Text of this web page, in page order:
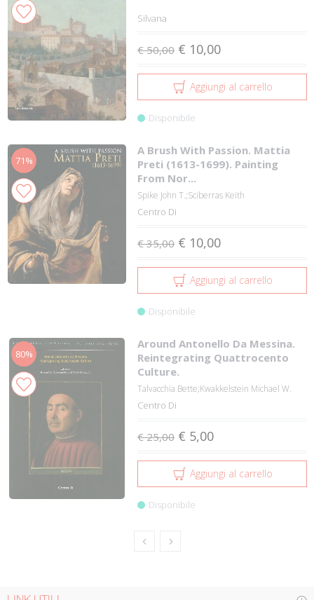
Silvana
€ 50,00 € 10,00
Aggiungi al carrello
Disponibile
71%
A Brush With Passion. Mattia
Preti (1613-1699). Painting
From Nor...
Spike John T.;Sciberras Keith
Centro Di
€ 35,00 € 10,00
Aggiungi al carrello
Disponibile
80%
Around Antonello Da Messina.
Reintegrating Quattrocento
Culture.
Talvacchia Bette;Kwakkelstein Michael W.
Centro Di
€ 25,00 € 5,00
Aggiungi al carrello
Disponibile